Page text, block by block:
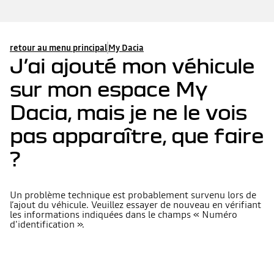
retour au menu principalMy Dacia
J’ai ajouté mon véhicule
sur mon espace My
Dacia, mais je ne le vois
pas apparaître, que faire
?
Un problème technique est probablement survenu lors de
l’ajout du véhicule. Veuillez essayer de nouveau en vérifiant
les informations indiquées dans le champs « Numéro
d'identification ».